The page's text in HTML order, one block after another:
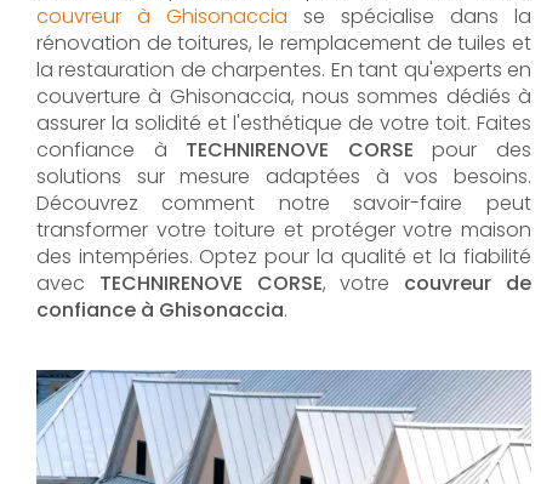
couvreur à Ghisonaccia se spécialise dans la
rénovation de toitures, le remplacement de tuiles et
la restauration de charpentes. En tant qu'experts en
couverture à Ghisonaccia, nous sommes dédiés à
assurer la solidité et l'esthétique de votre toit. Faites
confiance à TECHNIRENOVE CORSE pour des
solutions sur mesure adaptées à vos besoins.
Découvrez comment notre savoir-faire peut
transformer votre toiture et protéger votre maison
des intempéries. Optez pour la qualité et la fiabilité
avec TECHNIRENOVE CORSE, votre couvreur de
confiance à Ghisonaccia.